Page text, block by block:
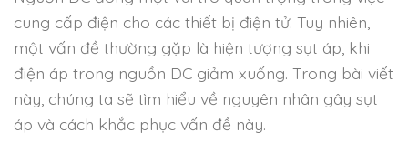
cung cấp điện cho các thiết bị điện tử. Tuy nhiên,
một vấn đề thường gặp là hiện tượng sụt áp, khi
điện áp trong nguồn DC giảm xuống. Trong bài viết
này, chúng ta sẽ tìm hiểu về nguyên nhân gây sụt
áp và cách khắc phục vấn đề này.